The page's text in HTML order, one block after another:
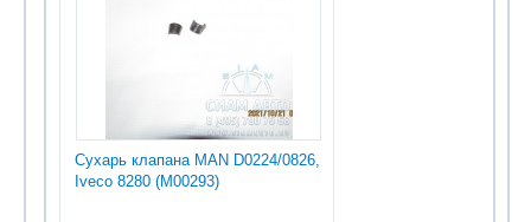
Сухарь клапана MAN D0224/0826,
Iveco 8280 (М00293)